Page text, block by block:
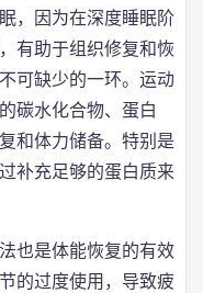
，因为在深度睡眠阶
有助于组织修复和恢
可缺少的一环。运动
碳水化合物、蛋白
和体力储备。特别是
补充足够的蛋白质来
也是体能恢复的有效
的过度使用，导致疲